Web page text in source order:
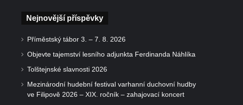
Nejnovější příspěvky
Příměstský tábor 3. – 7. 8. 2026
Objevte tajemství lesního adjunkta Ferdinanda Náhlíka
Tolštejnské slavnosti 2026
Mezinárodní hudební festival varhanní duchovní hudby
ve Filipově 2026 – XIX. ročník – zahajovací koncert